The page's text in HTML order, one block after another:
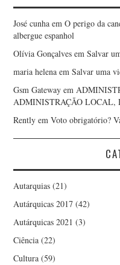
José cunha emO perigo da
albergue espanhol
Olívia Gonçalves emSalvar
maria helena emSalvar uma
Gsm Gateway em
ADMINISTRAÇÃO LOCAL,
Rently emVoto obrigatório?
Autarquias (21)
Autárquicas 2017 (42)
Autárquicas 2021 (3)
Ciência (22)
Cultura (59)